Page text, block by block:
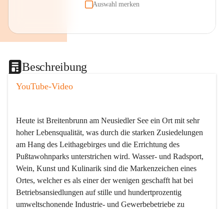
Auswahl merken
Beschreibung
YouTube-Video
Heute ist Breitenbrunn am Neusiedler See ein Ort mit sehr
hoher Lebensqualität, was durch die starken Zusiedelungen
am Hang des Leithagebirges und die Errichtung des
Pußtawohnparks unterstrichen wird. Wasser- und Radsport,
Wein, Kunst und Kulinarik sind die Markenzeichen eines
Ortes, welcher es als einer der wenigen geschafft hat bei
Betriebsansiedlungen auf stille und hundertprozentig
umweltschonende Industrie- und Gewerbebetriebe zu